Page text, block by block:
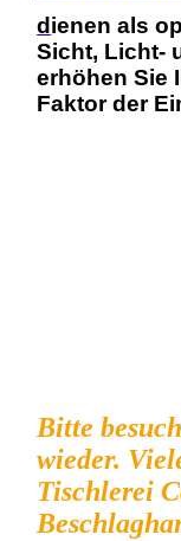
d ienen als
Sicht, Licht-
erhöhen Sie
Faktor der
Bitte
wieder.
Tischlerei